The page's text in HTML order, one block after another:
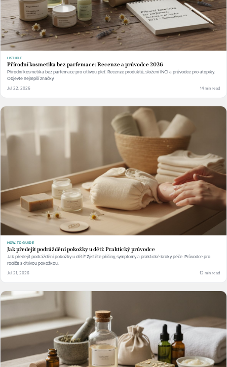
LISTICLE
Přírodní kosmetika bez parfemace: Recenze a průvodce 2026
Přírodní kosmetika bez parfemace pro citlivou pleť. Recenze produktů, složení INCI a průvodce pro atopiky.
Objevte nejlepší značky.
Jul 22, 2026 14 min read
HOW-TO GUIDE
Jak předejít podráždění pokožky u dětí: Praktický průvodce
Jak předejít podráždění pokožky u dětí? Zjistěte příčiny, symptomy a praktické kroky péče. Průvodce pro
rodiče s citlivou pokožkou.
Jul 21, 2026 12 min read